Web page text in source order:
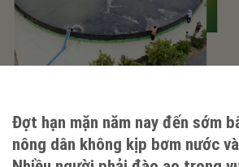
Đợt hạn mặn năm nay đến sớm
nông dân không kịp bơm nước